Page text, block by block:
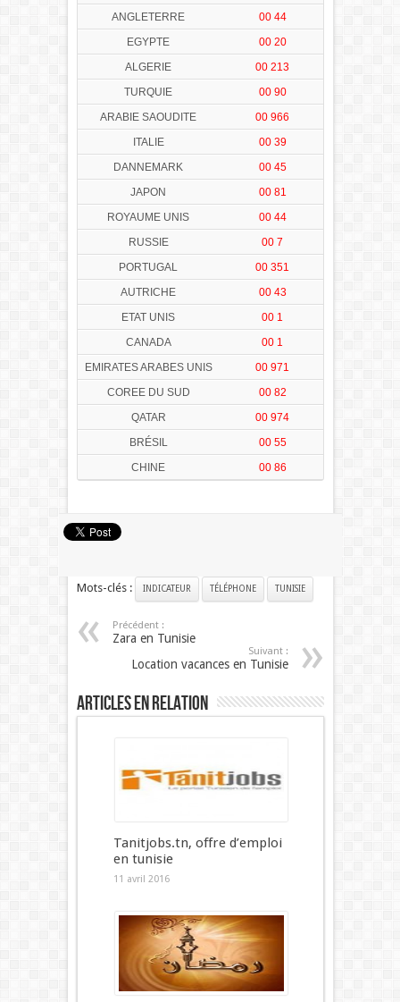
ANGLETERRE
00 44
EGYPTE
00 20
ALGERIE
00 213
TURQUIE
00 90
ARABIE SAOUDITE
00 966
ITALIE
00 39
DANNEMARK
00 45
JAPON
00 81
ROYAUME UNIS
00 44
RUSSIE
00 7
PORTUGAL
00 351
AUTRICHE
00 43
ETAT UNIS
00 1
CANADA
00 1
EMIRATES ARABES UNIS
00 971
COREE DU SUD
00 82
QATAR
00 974
BRÉSIL
00 55
CHINE
00 86
Mots-clés : INDICATEUR TÉLÉPHONE TUNISIE
Précédent :
Zara en Tunisie
Suivant :
Location vacances en Tunisie
Articles en relation
Tanitjobs.tn, offre d’emploi
en tunisie
11 avril 2016